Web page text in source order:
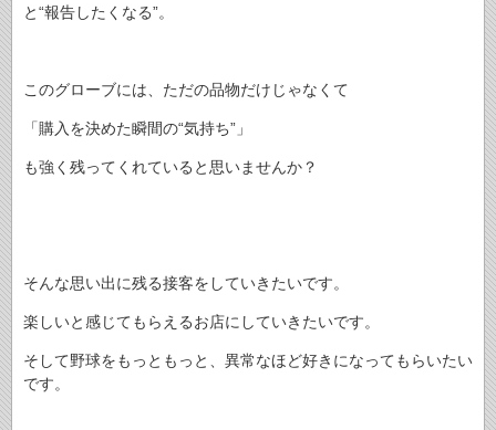
と“報告したくなる”。
このグローブには、ただの品物だけじゃなくて
「購入を決めた瞬間の“気持ち”」
も強く残ってくれていると思いませんか？
そんな思い出に残る接客をしていきたいです。
楽しいと感じてもらえるお店にしていきたいです。
そして野球をもっともっと、異常なほど好きになってもらいたい
です。